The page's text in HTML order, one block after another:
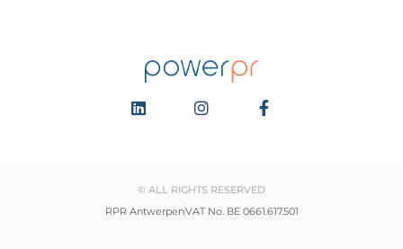
© ALL RIGHTS RESERVED
RPR AntwerpenVAT No. BE 0661.617.501